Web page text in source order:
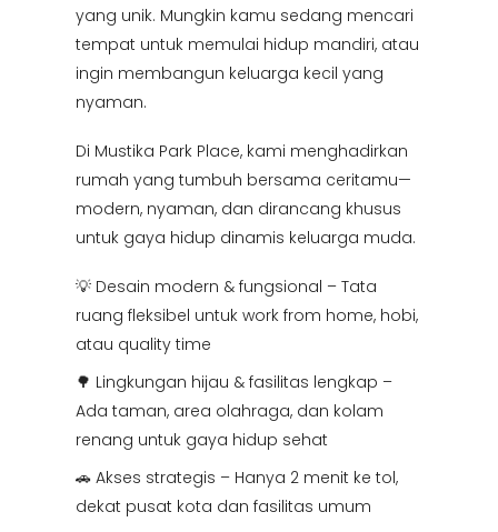
yang unik. Mungkin kamu sedang mencari
tempat untuk memulai hidup mandiri, atau
ingin membangun keluarga kecil yang
nyaman.
Di Mustika Park Place, kami menghadirkan
rumah yang tumbuh bersama ceritamu—
modern, nyaman, dan dirancang khusus
untuk gaya hidup dinamis keluarga muda.
💡 Desain modern & fungsional – Tata
ruang fleksibel untuk work from home, hobi,
atau quality time
🌳 Lingkungan hijau & fasilitas lengkap –
Ada taman, area olahraga, dan kolam
renang untuk gaya hidup sehat
🚗 Akses strategis – Hanya 2 menit ke tol,
dekat pusat kota dan fasilitas umum